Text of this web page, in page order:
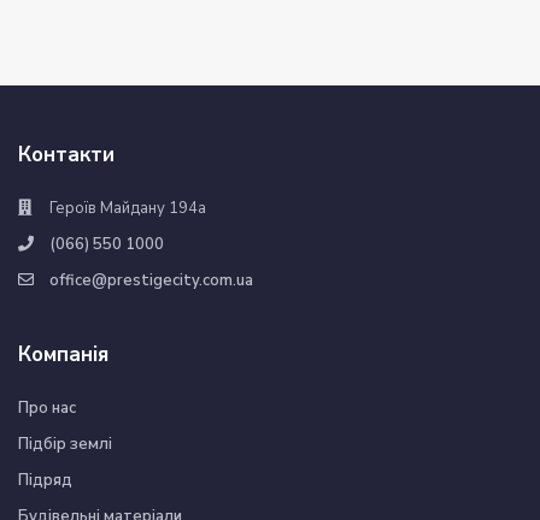
Контакти
Героїв Майдану 194а
(066) 550 1000
office@prestigecity.com.ua
Компанія
Про нас
Підбір землі
Підряд